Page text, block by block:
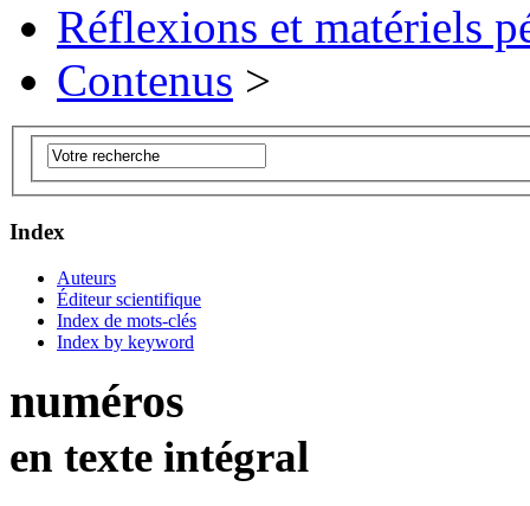
Réflexions et matériels
Contenus >
Index
Auteurs
Éditeur scientifique
Index de mots-clés
Index by keyword
numéros
en texte intégral